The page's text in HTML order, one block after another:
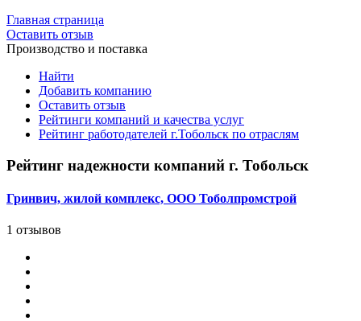
Главная страница
Оставить отзыв
Производство и поставка
Найти
Добавить компанию
Оставить отзыв
Рейтинги компаний и качества услуг
Рейтинг работодателей г.Тобольск по отраслям
Рейтинг надежности компаний г. Тобольск
Гринвич, жилой комплекс, ООО Тоболпромстрой
1 отзывов